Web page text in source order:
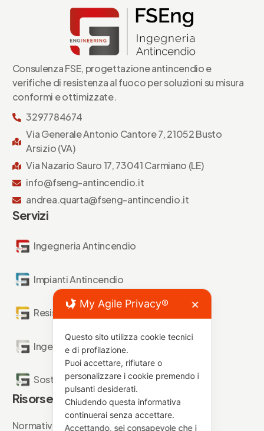
Consulenza FSE, progettazione antincendio e
verifiche di resistenza al fuoco per soluzioni su misura
conformi e ottimizzate.
3297784674
Via Generale Antonio Cantore 7, 21052 Busto
Arsizio (VA)
Via Nazario Sauro 17, 73041 Carmiano (LE)
info@fseng-antincendio.it
andrea.quarta@fseng-antincendio.it
Servizi
Ingegneria Antincendio
Impianti Antincendio
Resistenza al Fuoco
Ingegneria Forense
Sostenibilità Antincendio
Risorse
Normative
My Agile Privacy® ✕
Questo sito utilizza cookie tecnici
e di profilazione.
Puoi accettare, rifiutare o
personalizzare i cookie premendo i
pulsanti desiderati.
Chiudendo questa informativa
continuerai senza accettare.
Accettando, sei consapevole che i